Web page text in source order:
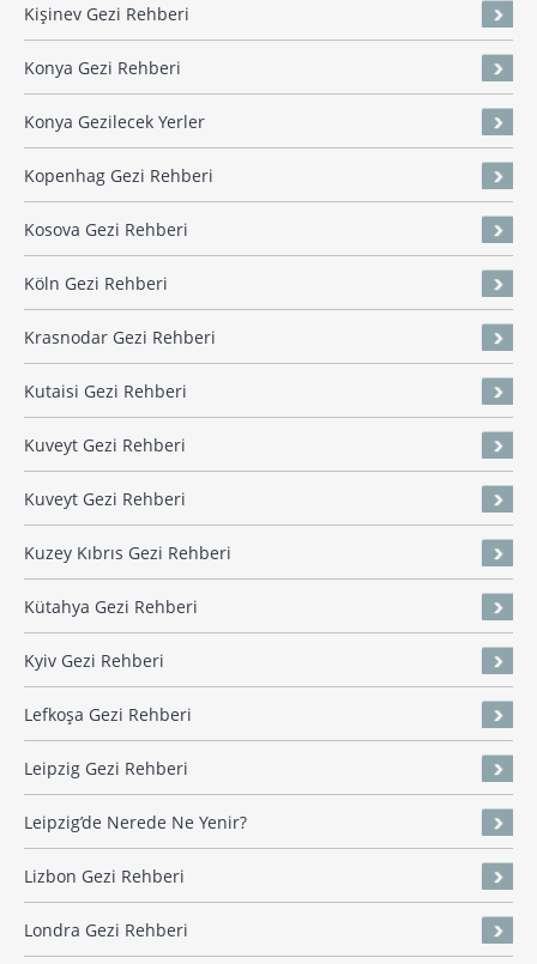
Kişinev Gezi Rehberi
Konya Gezi Rehberi
Konya Gezilecek Yerler
Kopenhag Gezi Rehberi
Kosova Gezi Rehberi
Köln Gezi Rehberi
Krasnodar Gezi Rehberi
Kutaisi Gezi Rehberi
Kuveyt Gezi Rehberi
Kuveyt Gezi Rehberi
Kuzey Kıbrıs Gezi Rehberi
Kütahya Gezi Rehberi
Kyiv Gezi Rehberi
Lefkoşa Gezi Rehberi
Leipzig Gezi Rehberi
Leipzig’de Nerede Ne Yenir?
Lizbon Gezi Rehberi
Londra Gezi Rehberi